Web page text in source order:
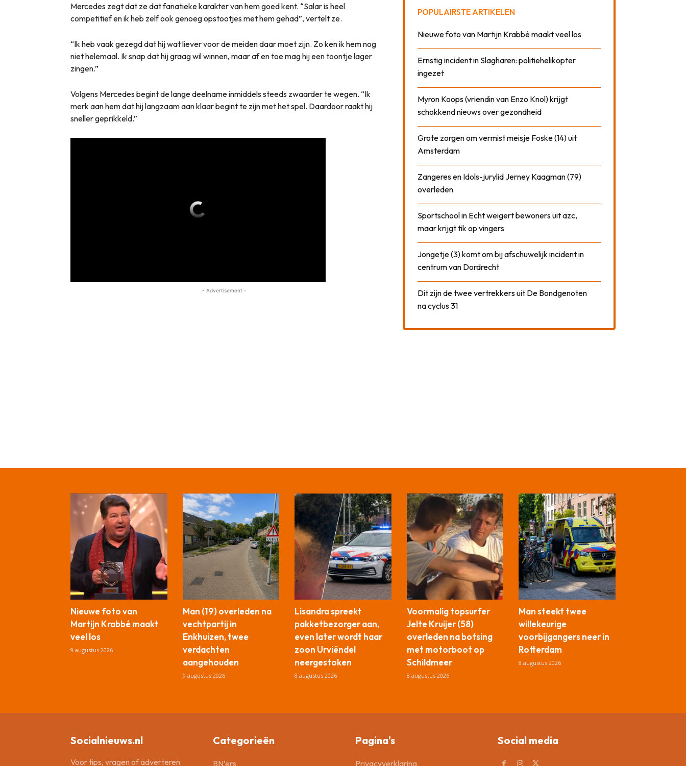
Mercedes zegt dat ze dat fanatieke karakter van hem goed kent. “Salar is heel
competitief en ik heb zelf ook genoeg opstootjes met hem gehad”, vertelt ze.
“Ik heb vaak gezegd dat hij wat liever voor de meiden daar moet zijn. Zo ken ik hem nog
niet helemaal. Ik snap dat hij graag wil winnen, maar af en toe mag hij een toontje lager
zingen.”
Volgens Mercedes begint de lange deelname inmiddels steeds zwaarder te wegen. “Ik
merk aan hem dat hij langzaam aan klaar begint te zijn met het spel. Daardoor raakt hij
sneller geprikkeld.”
- Advertisement -
POPULAIRSTE ARTIKELEN
Nieuwe foto van Martijn Krabbé maakt veel los
Ernstig incident in Slagharen: politiehelikopter
ingezet
Myron Koops (vriendin van Enzo Knol) krijgt
schokkend nieuws over gezondheid
Grote zorgen om vermist meisje Foske (14) uit
Amsterdam
Zangeres en Idols-jurylid Jerney Kaagman (79)
overleden
Sportschool in Echt weigert bewoners uit azc,
maar krijgt tik op vingers
Jongetje (3) komt om bij afschuwelijk incident in
centrum van Dordrecht
Dit zijn de twee vertrekkers uit De Bondgenoten
na cyclus 31
Nieuwe foto van
Martijn Krabbé maakt
veel los
9 augustus 2026
Man (19) overleden na
vechtpartij in
Enkhuizen, twee
verdachten
aangehouden
9 augustus 2026
Lisandra spreekt
pakketbezorger aan,
even later wordt haar
zoon Urviëndel
neergestoken
8 augustus 2026
Voormalig topsurfer
Jelte Kruijer (58)
overleden na botsing
met motorboot op
Schildmeer
8 augustus 2026
Man steekt twee
willekeurige
voorbijgangers neer in
Rotterdam
8 augustus 2026
Socialnieuws.nl
Voor tips, vragen of adverteren
Categorieën
BN’ers
Pagina's
Privacyverklaring
Social media